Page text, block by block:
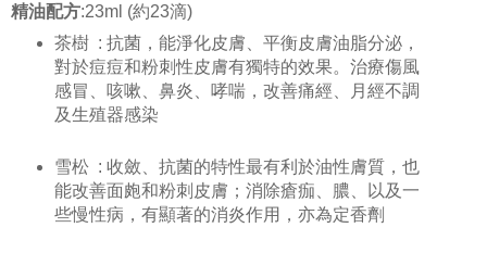
精油配方:23ml (約23滴)
茶樹 : 抗菌，能淨化皮膚、平衡皮膚油脂分泌，
對於痘痘和粉刺性皮膚有獨特的效果。治療傷風
感冒、咳嗽、鼻炎、哮喘，改善痛經、月經不調
及生殖器感染
雪松 : 收斂、抗菌的特性最有利於油性膚質，也
能改善面皰和粉刺皮膚；消除瘡痂、膿、以及一
些慢性病，有顯著的消炎作用，亦為定香劑